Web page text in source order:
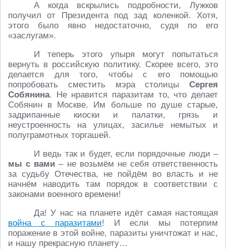
А когда вскрылись подробности, Лужков
получил от Президента под зад коленкой. Хотя,
этого было явно недостаточно, судя по его
«заслугам».
И теперь этого упыря могут попытаться
вернуть в российскую политику. Скорее всего, это
делается для того, чтобы с его помощью
попробовать сместить мэра столицы Сергея
Собянина. Не нравится паразитам то, что делает
Собянин в Москве. Им больше по душе старые,
задрипанные киоски и палатки, грязь и
неустроенность на улицах, засилье немытых и
полуграмотных торгашей.
И ведь так и будет, если порядочные люди –
мы с вами – не возьмём не себя ответственность
за судьбу Отечества, не пойдём во власть и не
начнём наводить там порядок в соответствии с
законами военного времени!
Да! У нас на планете идёт самая настоящая
война с паразитами! И если мы потерпим
поражение в этой войне, паразиты уничтожат и нас,
и нашу прекрасную планету…